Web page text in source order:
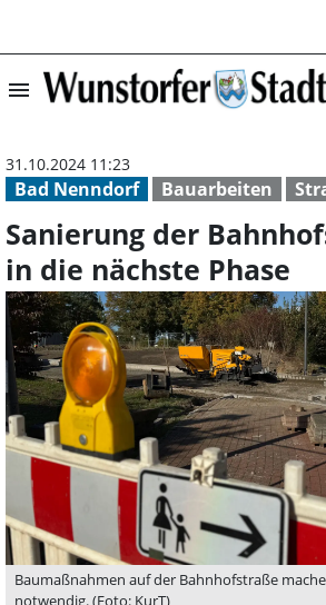
menu
Bad Nenndorf Bauarbeiten
31.10.2024 11:23
Sanierung der
in die nächste Phase
Baumaßnahmen auf der Bahnhofstraße
notwendig. (Foto: KurT)